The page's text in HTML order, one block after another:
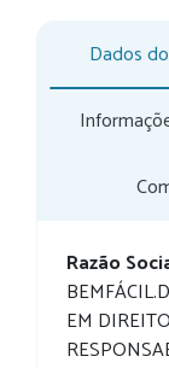
Dados
Razão
EM